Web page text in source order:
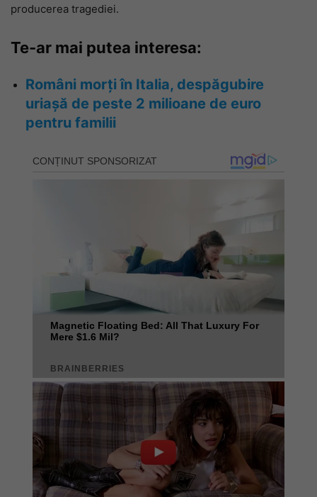
producerea tragediei.
Te-ar mai putea interesa:
Români morți în Italia, despăgubire
uriașă de peste 2 milioane de euro
pentru familii